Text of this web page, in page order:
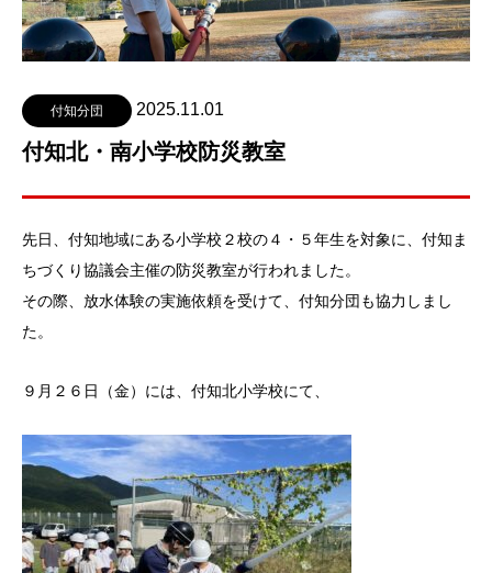
付知分団 2025.11.01
付知北・南小学校防災教室
先日、付知地域にある小学校２校の４・５年生を対象に、付知ま
ちづくり協議会主催の防災教室が行われました。
その際、放水体験の実施依頼を受けて、付知分団も協力しまし
た。
９月２６日（金）には、付知北小学校にて、